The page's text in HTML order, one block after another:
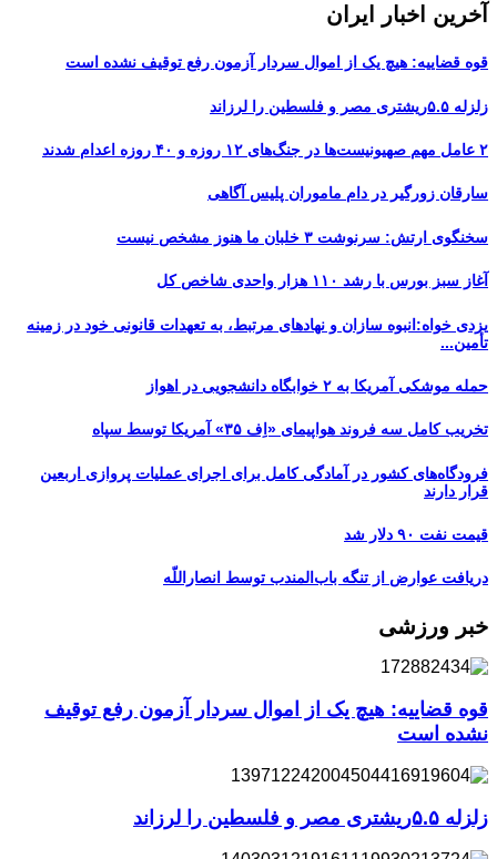
آخرین اخبار ایران
قوه قضاییه: هیچ یک از اموال سردار آزمون رفع توقیف نشده است
زلزله ۵.۵ریشتری مصر و فلسطین را لرزاند
۲ عامل مهم صهیونیست‌ها در جنگ‌های ۱۲ روزه و ۴۰ روزه اعدام شدند
سارقان زورگیر در دام ماموران پلیس آگاهی
سخنگوی ارتش: سرنوشت ۳ خلبان ما هنوز مشخص نیست
آغاز سبز بورس با رشد ۱۱۰ هزار واحدی شاخص کل
یزدی خواه:انبوه سازان و نهادهای مرتبط، به تعهدات قانونی خود در زمینه
تأمین...
حمله موشکی آمریکا به ۲ خوابگاه دانشجویی در اهواز
تخریب کامل سه فروند هواپیمای «اِف ۳۵» آمریکا توسط سپاه
فرودگاه‌های کشور در آمادگی کامل برای اجرای عملیات پروازی اربعین
قرار دارند
قیمت نفت ۹۰ دلار شد
دریافت عوارض از تنگه باب‌المندب توسط انصاراللّه
خبر ورزشی
قوه قضاییه: هیچ یک از اموال سردار آزمون رفع توقیف
نشده است
زلزله ۵.۵ریشتری مصر و فلسطین را لرزاند